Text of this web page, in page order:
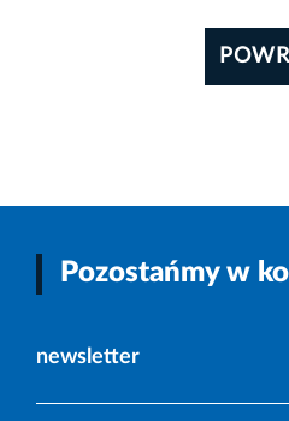
Pozostańmy w
newsletter